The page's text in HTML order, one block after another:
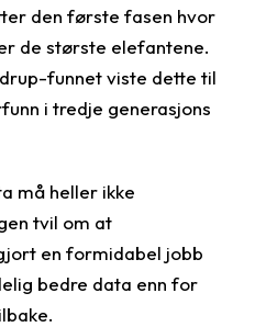
den første fasen hvor
de største elefantene.
funnet viste dette til
i tredje generasjons
må heller ikke
tvil om at
en formidabel jobb
bedre data enn for